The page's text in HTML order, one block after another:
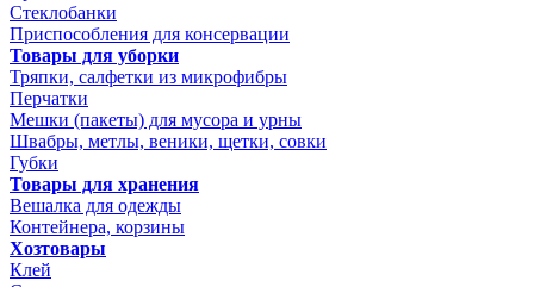
Стеклобанки
Приспособления для консервации
Товары для уборки
Тряпки, салфетки из микрофибры
Перчатки
Мешки (пакеты) для мусора и урны
Швабры, метлы, веники, щетки, совки
Губки
Товары для хранения
Вешалка для одежды
Контейнера, корзины
Хозтовары
Клей